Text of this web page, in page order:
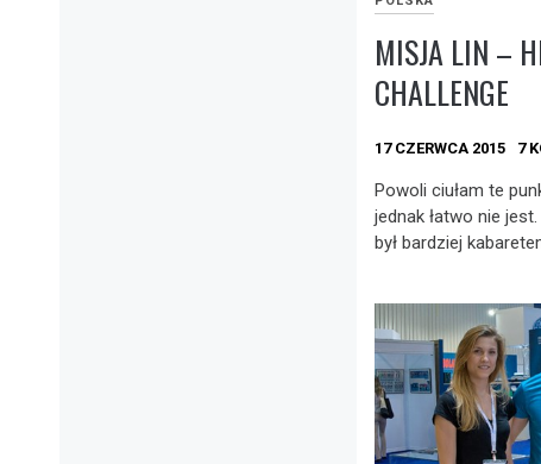
MISJA LIN –
CHALLENGE
17 CZERWCA 2015 7
Powoli ciułam te
jednak łatwo nie
był bardziej